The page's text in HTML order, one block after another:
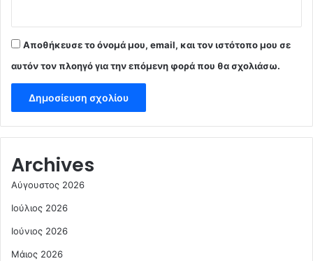
Αποθήκευσε το όνομά μου, email, και τον ιστότοπο μου σε
αυτόν τον πλοηγό για την επόμενη φορά που θα σχολιάσω.
Archives
Αύγουστος 2026
Ιούλιος 2026
Ιούνιος 2026
Μάιος 2026